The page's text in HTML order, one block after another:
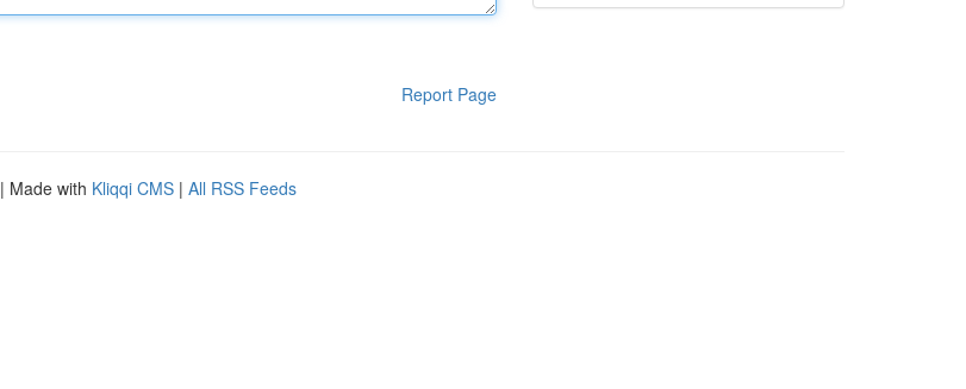
Report Page
| Made with Kliqqi CMS | All RSS Feeds